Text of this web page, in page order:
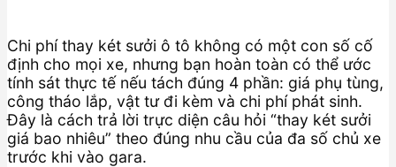
Chi phí thay két sưởi ô tô không có một con số cố
định cho mọi xe, nhưng bạn hoàn toàn có thể ước
tính sát thực tế nếu tách đúng 4 phần: giá phụ tùng,
công tháo lắp, vật tư đi kèm và chi phí phát sinh.
Đây là cách trả lời trực diện câu hỏi “thay két sưởi
giá bao nhiêu” theo đúng nhu cầu của đa số chủ xe
trước khi vào gara.